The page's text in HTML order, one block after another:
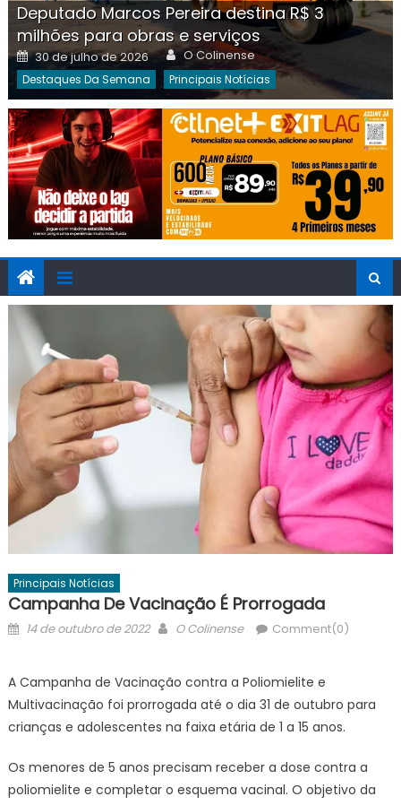
Deputado Marcos Pereira destina R$ 3
milhões para obras e serviços
Posted
on
30 de julho de 2026 Author
O Colinense
Destaques Da Semana Principais Notícias
Principais Notícias
Campanha De Vacinação É Prorrogada
Posted
14 de outubro de 2022 Author
O Colinense Comment(0)
A Campanha de Vacinação contra a Poliomielite e
Multivacinação foi prorrogada até o dia 31 de outubro para
crianças e adolescentes na faixa etária de 1 a 15 anos.
Os menores de 5 anos precisam receber a dose contra a
poliomielite e completar o esquema vacinal. O objetivo da